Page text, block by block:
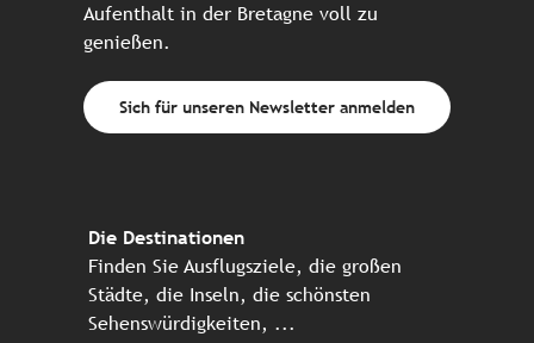
Aufenthalt in der Bretagne voll zu
genießen.
Sich für unseren Newsletter anmelden
Die Destinationen
Finden Sie Ausflugsziele, die großen
Städte, die Inseln, die schönsten
Sehenswürdigkeiten, ...